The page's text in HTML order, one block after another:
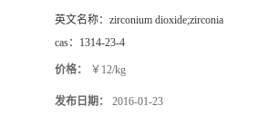
英文名称： zirconium dioxide;zirconia
cas： 1314-23-4
价格： ￥12/kg
发布日期： 2016-01-23